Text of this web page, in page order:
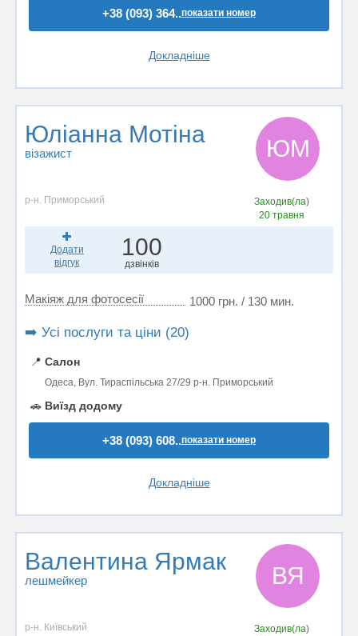
+38 (093) 364..показати номер
Докладніше
Юліанна Мотіна
візажист ЮМ
р-н. Приморський
Заходив(ла)
20 травня
Додати
відгук
100
дзвінків
Макіяж для фотосесії 1000 грн. / 130 мин.
➡️ Усі послуги та ціни (20)
📍 Салон
Одеса, Вул. Тираспільська 27/29 р-н. Приморський
🚗 Виїзд додому
+38 (093) 608..показати номер
Докладніше
Валентина Ярмак
лешмейкер ВЯ
р-н. Київський
Заходив(ла)